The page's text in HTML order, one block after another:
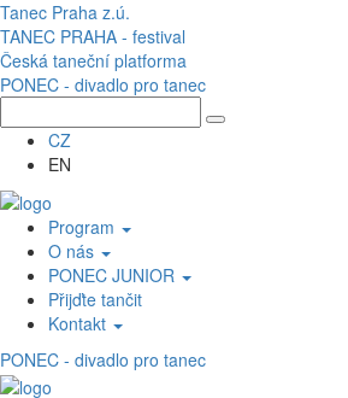
Přejít k hlavnímu obsahu
Tanec Praha z.ú.
TANEC PRAHA - festival
Česká taneční platforma
PONEC - divadlo pro tanec
CZ
EN
Program
O nás
PONEC JUNIOR
Přijďte tančit
Kontakt
PONEC - divadlo pro tanec